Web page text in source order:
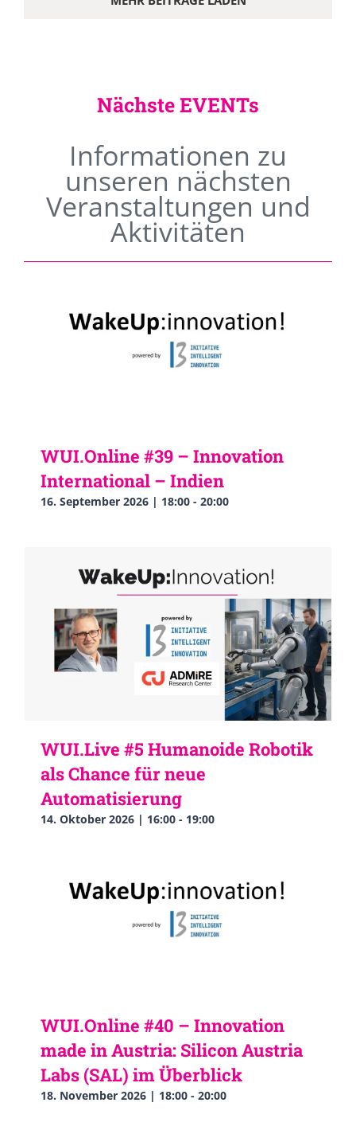
Nächste EVENTs
Informationen zu
unseren nächsten
Veranstaltungen und
Aktivitäten
WUI.Online #39 – Innovation
International – Indien
16. September 2026 | 18:00 - 20:00
WUI.Live #5 Humanoide Robotik
als Chance für neue
Automatisierung
14. Oktober 2026 | 16:00 - 19:00
WUI.Online #40 – Innovation
made in Austria: Silicon Austria
Labs (SAL) im Überblick
18. November 2026 | 18:00 - 20:00